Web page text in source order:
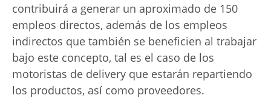
contribuirá a generar un aproximado de 150
empleos directos, además de los empleos
indirectos que también se beneficien al trabajar
bajo este concepto, tal es el caso de los
motoristas de delivery que estarán repartiendo
los productos, así como proveedores.